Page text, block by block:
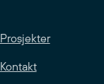
Prosjekter
Kontakt